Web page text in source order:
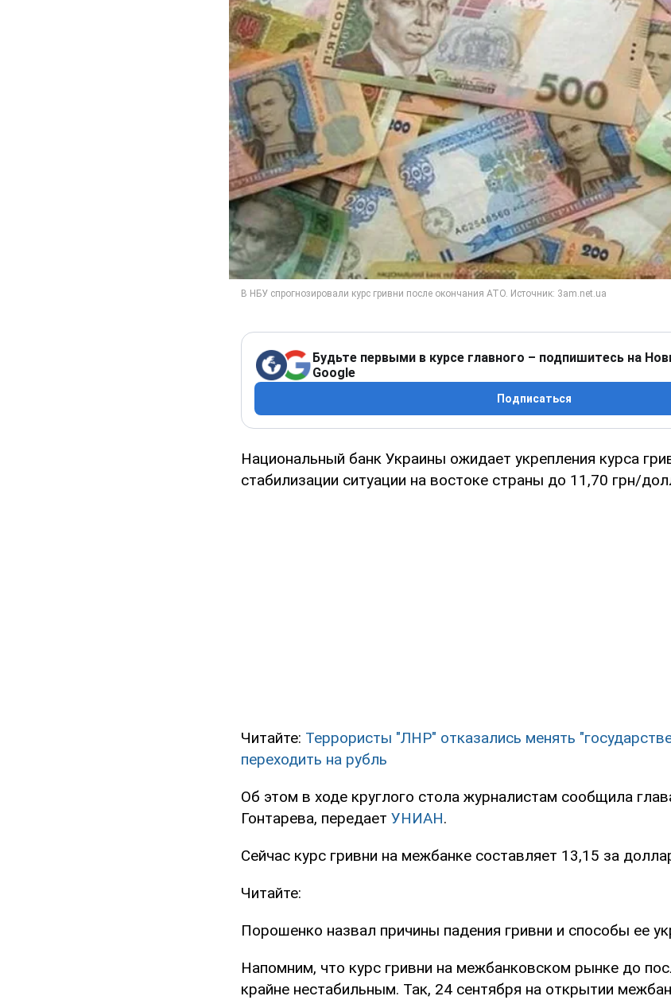
Будьте первыми в курсе главного – подпишитесь на
Google
Подписаться
Национальный банк Украины ожидает укрепления курса
стабилизации ситуации на востоке страны до 11,70 грн/
Читайте: Террористы "ЛНР" отказались менять
переходить на рубль
Об этом в ходе круглого стола журналистам сообщила
Гонтарева, передает УНИАН.
Сейчас курс гривни на межбанке составляет 13,15 за
Читайте:
Порошенко назвал причины падения гривни и способы ее
Напомним, что курс гривни на межбанковском рынке до
крайне нестабильным. Так, 24 сентября на открытии